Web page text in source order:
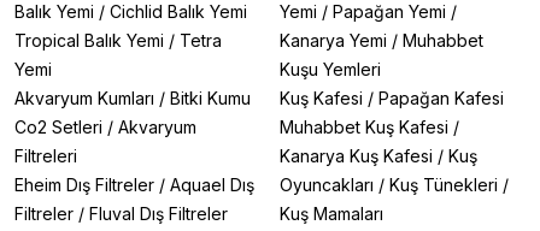
Balık Yemi / Cichlid Balık Yemi
Tropical Balık Yemi / Tetra
Yemi
Akvaryum Kumları / Bitki Kumu
Co2 Setleri / Akvaryum
Filtreleri
Eheim Dış Filtreler / Aquael Dış
Filtreler / Fluval Dış Filtreler
Yemi / Papağan Yemi /
Kanarya Yemi / Muhabbet
Kuşu Yemleri
Kuş Kafesi / Papağan Kafesi
Muhabbet Kuş Kafesi /
Kanarya Kuş Kafesi / Kuş
Oyuncakları / Kuş Tünekleri /
Kuş Mamaları